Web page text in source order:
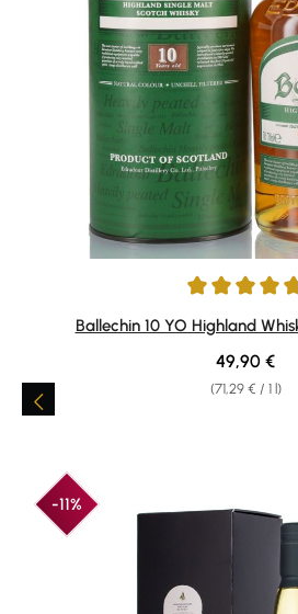
Average rating of 4.69 out of 5 stars
Ballechin 10 YO Highland
(71,29 € / 1 l)
Regular
49,90 €
-11%